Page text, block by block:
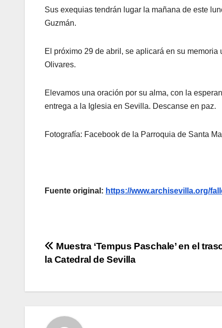
Sus exequias tendrán lugar la mañana de este
Guzmán.
El próximo 29 de abril, se aplicará en su
Olivares.
Elevamos una oración por su alma, con la
entrega a la Iglesia en Sevilla. Descanse en paz.
Fotografía: Facebook de la Parroquia de Santa
Fuente original: https://www.archisevilla.org/
Navegación
entradas
Muestra ‘Tempus Paschale’ en el
la Catedral de Sevilla